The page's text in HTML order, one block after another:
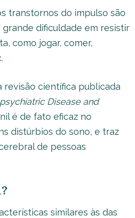
transtornos do impulso são
dificuldade em resistir
como jogar, comer,
revisão científica publicada
Disease and
é de fato eficaz no
distúrbios do sono, e traz
de pessoas
similares às das